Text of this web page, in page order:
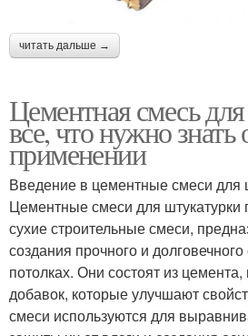
читать дальше →
Цементная смесь
все, что нужно
применении
Введение в цементные смеси для
Цементные смеси для штукатурки
сухие строительные смеси,
создания прочного и
потолках. Они состоят из
добавок, которые улучшают
смеси используются для